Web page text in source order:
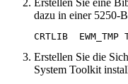
dazu in einer 5250-
CRTLIB
Erstellen Sie die
System Toolkit